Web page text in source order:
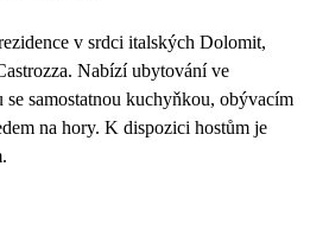
v srdci italských Dolomit,
Nabízí ubytování ve
se samostatnou kuchyňkou, obývacím
na hory. K dispozici hostům je